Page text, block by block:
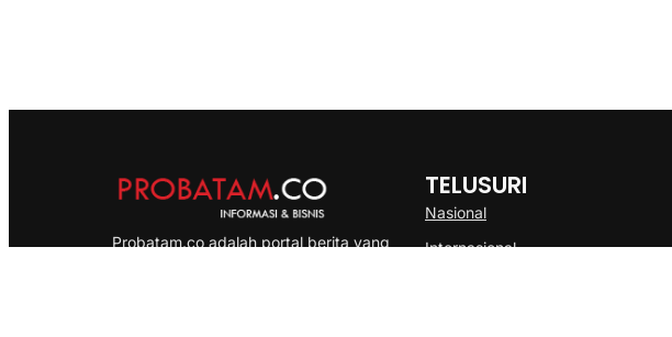
Probatam.co adalah portal berita yang
TELUSURI
Nasional
Internasional